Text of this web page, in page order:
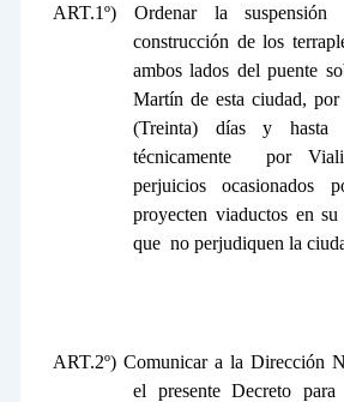
ART.1º) Ordenar la
construcción de los
ambos lados del puente
Martín de esta ciudad, por
(Treinta) días y hasta
técnicamente
por
perjuicios
proyecten viaductos en
que no perjudiquen la
ART.2º) Comunicar a la Dirección
el presente Decreto